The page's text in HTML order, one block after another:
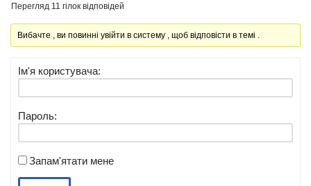
Перегляд 11 гілок відповідей
Вибачте , ви повинні увійти в систему , щоб відповісти в темі .
Ім'я користувача:
Пароль:
Запам'ятати мене